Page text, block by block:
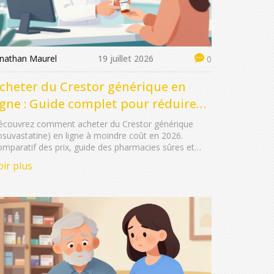
Maurel 19 juillet 2026 0
du Crestor générique en
: Guide complet pour réduire
coûtscomment acheter du Crestor générique
en ligne à moindre coût en 2026.
des prix, guide des pharmacies sûres et
plus